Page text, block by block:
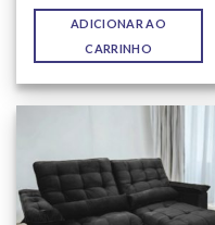
ADICIONAR AO
CARRINHO